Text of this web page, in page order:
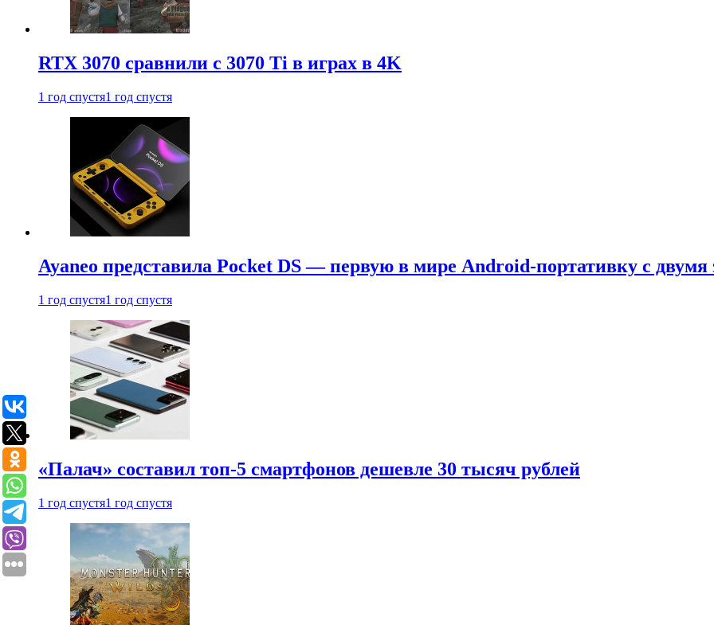
RTX 3070 сравнили с 3070 Ti в играх в 4K
1 год спустя1 год спустя
Ayaneo представила Pocket DS — первую в мире Android-портативку с двумя
1 год спустя1 год спустя
«Палач» составил топ-5 смартфонов дешевле 30 тысяч рублей
1 год спустя1 год спустя